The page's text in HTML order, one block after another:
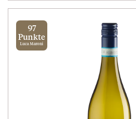
97
Punkte
Luca Maroni